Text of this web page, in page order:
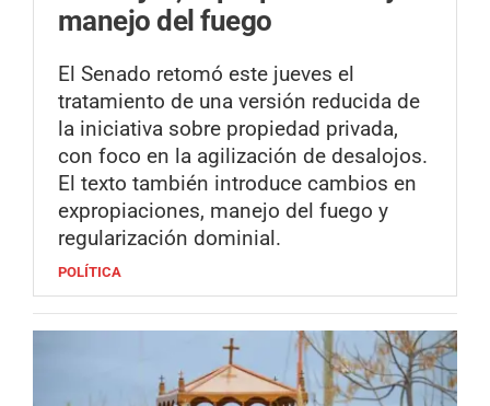
manejo del fuego
El Senado retomó este jueves el
tratamiento de una versión reducida de
la iniciativa sobre propiedad privada,
con foco en la agilización de desalojos.
El texto también introduce cambios en
expropiaciones, manejo del fuego y
regularización dominial.
POLÍTICA